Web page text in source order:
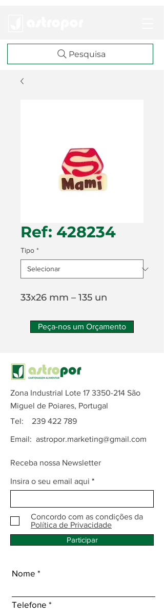
Pesquisa
Ref: 428234
Tipo *
33x26 mm – 135 un
Peça-nos um Orçamento
Zona Industrial Lote 17 3350-214 São
Miguel de Poiares, Portugal
Tel: 239 422 789
Email: astropor.marketing@gmail.com
Receba nossa Newsletter
Insira o seu email aqui
Concordo com as condições da
Política de Privacidade
Participar
Nome
Telefone